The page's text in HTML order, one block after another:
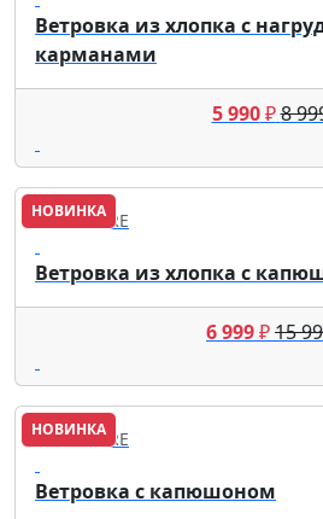
Ветровка из хлопка с
карманами
5 990₽8
НОВИНКА
FINN FLARE
Ветровка из хлопка с
6 999₽15
НОВИНКА
FINN FLARE
Ветровка с капюшоном